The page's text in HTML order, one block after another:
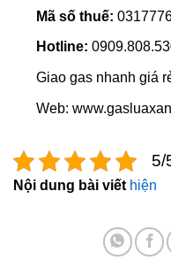
Mã số thuế:
Hotline:
Giao gas nhanh giá
Web:
5/
Nội dung bài viết hiện